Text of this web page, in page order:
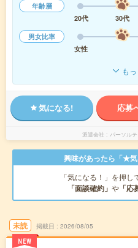
年齢層
20代
30代
男女比率
女性
も
気になる! 応募
派遣会社 パーソル
興味があったら「★気
「気になる！」を押
「面談確約」 や 「応
未読
NEW
掲載日 2026/08/05